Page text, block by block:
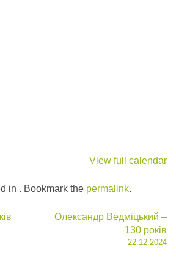
View full calendar
in . Bookmark the permalink.
Олександр Ведміцький –
130 років
22.12.2024